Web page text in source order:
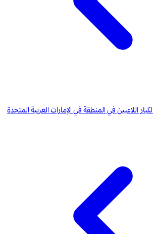
اللاعبين في المنطقة في الإمارات العربية المتحدة